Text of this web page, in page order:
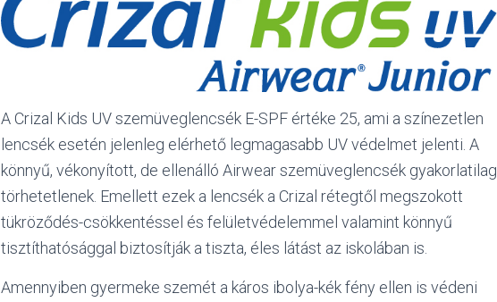
A Crizal Kids UV szemüveglencsék E-SPF értéke 25, ami a színezetlen
lencsék esetén jelenleg elérhető legmagasabb UV védelmet jelenti. A
könnyű, vékonyított, de ellenálló Airwear szemüveglencsék gyakorlatilag
törhetetlenek. Emellett ezek a lencsék a Crizal rétegtől megszokott
tükröződés-csökkentéssel és felületvédelemmel valamint könnyű
tisztíthatósággal biztosítják a tiszta, éles látást az iskolában is.
Amennyiben gyermeke szemét a káros ibolya-kék fény ellen is védeni